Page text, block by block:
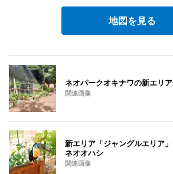
地図を見る
ネオパークオキナワの新エリ
関連画像
新エリア「ジャングルエリア
ネオオハシ
関連画像